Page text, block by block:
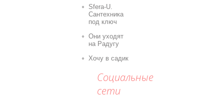
Sfera-U.
Сантехника
под ключ
Они уходят
на Радугу
Хочу в садик
Социальные
сети